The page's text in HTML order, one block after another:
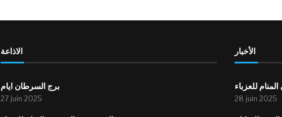
الاذاعة
برج السرطان ايام
27 juin 2025
الأخبار
للعزباء
28 juin 2025